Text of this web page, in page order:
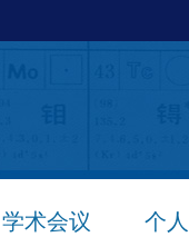
学术会议 个